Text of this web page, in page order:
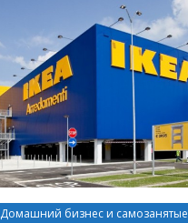
Домашний бизнес и самозанятые